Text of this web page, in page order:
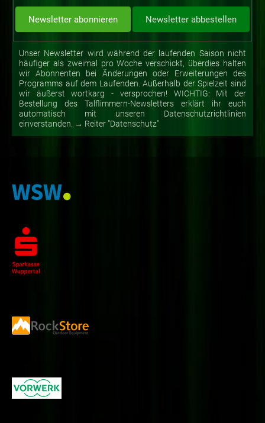
Unser Newsletter wird während der laufenden Saison nicht
häufiger als zweimal pro Woche verschickt, überdies halten
wir Abonnenten bei Änderungen oder Erweiterungen des
Programms auf dem Laufenden. Außerhalb der Spielzeit sind
wir äußerst wortkarg - versprochen! WICHTIG: Mit der
Bestellung des Talflimmern-Newsletters erklärt ihr euch
automatisch mit unseren Datenschutzrichtlinien
einverstanden. → Reiter "Datenschutz"